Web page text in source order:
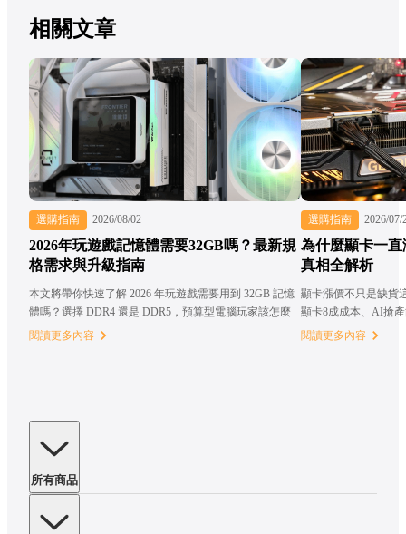
相關文章
選購指南 2026/08/02
2026年玩遊戲記憶體需要32GB嗎？最新規
格需求與升級指南
本文將帶你快速了解 2026 年玩遊戲需要用到 32GB 記憶
體嗎？選擇 DDR4 還是 DDR5，預算型電腦玩家該怎麼
選？
閱讀更多內容
選購指南 2026/07/
為什麼顯卡一
真相全解析
顯卡漲價不只是缺貨
顯卡8成成本、AI搶
閱讀更多內容
所有商品